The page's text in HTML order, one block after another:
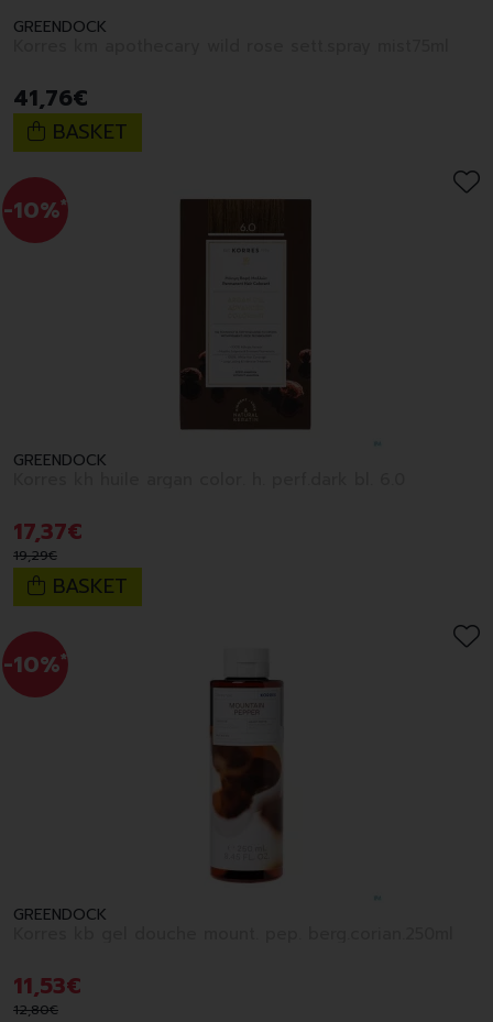
GREENDOCK
41,76€
BASKET
-10%*
GREENDOCK
17,37€
19,29€
BASKET
-10%*
GREENDOCK
11,53€
12,80€